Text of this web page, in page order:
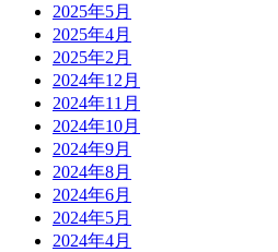
2025年5月
2025年4月
2025年2月
2024年12月
2024年11月
2024年10月
2024年9月
2024年8月
2024年6月
2024年5月
2024年4月